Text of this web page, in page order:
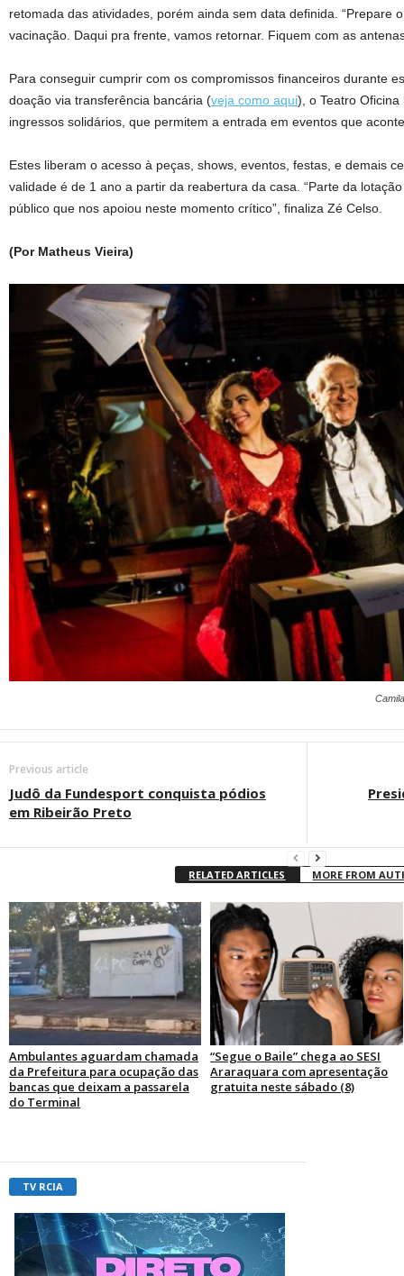
retomada das atividades, porém ainda sem data definida. “Prepare
vacinação. Daqui pra frente, vamos retornar. Fiquem com as
Para conseguir cumprir com os compromissos financeiros durante
doação via transferência bancária (veja como aqui), o Teatro
ingressos solidários, que permitem a entrada em eventos que
Estes liberam o acesso à peças, shows, eventos, festas, e demais
validade é de 1 ano a partir da reabertura da casa. “Parte da
público que nos apoiou neste momento crítico”, finaliza Zé Celso.
(Por Matheus Vieira)
Previous article
Judô da Fundesport conquista pódios
em Ribeirão Preto
RELATED ARTICLES MORE FROM
Ambulantes aguardam chamada
da Prefeitura para ocupação das
bancas que deixam a passarela
do Terminal
“Segue o Baile” chega ao SESI
Araraquara com apresentação
gratuita neste sábado (8)
TV RCIA